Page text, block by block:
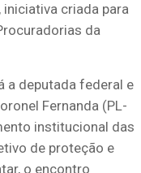
iniciativa criada para
da
a deputada federal e
Fernanda (PL-
institucional das
de proteção e
o encontro